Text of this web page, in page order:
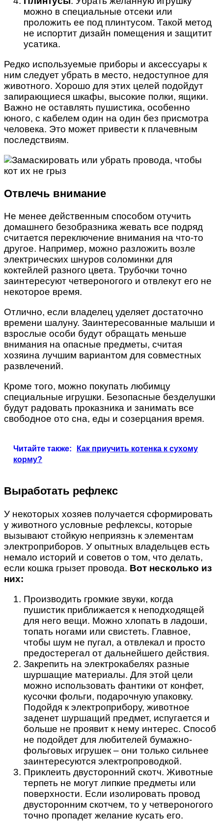
можно в специальные отсеки или
проложить ее под плинтусом. Такой метод
не испортит дизайн помещения и защитит
усатика.
Редко используемые приборы и аксессуары к
ним следует убрать в место, недоступное для
животного. Хорошо для этих целей подойдут
запирающиеся шкафы, высокие полки, ящики.
Важно не оставлять пушистика, особенно
юного, с кабелем один на один без присмотра
человека. Это может привести к плачевным
последствиям.
Отвлечь внимание
Не менее действенным способом отучить
домашнего безобразника жевать все подряд
считается переключение внимания на что-то
другое. Например, можно разложить возле
электрических шнуров соломинки для
коктейлей разного цвета. Трубочки точно
заинтересуют четвероногого и отвлекут его не
некоторое время.
Отлично, если владелец уделяет достаточно
времени шалуну. Заинтересованные малыши и
взрослые особи будут обращать меньше
внимания на опасные предметы, считая
хозяина лучшим вариантом для совместных
развлечений.
Кроме того, можно покупать любимцу
специальные игрушки. Безопасные безделушки
будут радовать проказника и занимать все
свободное ото сна, еды и созерцания время.
Читайте также:
Как приучить котенка к сухому
корму?
Выработать рефлекс
У некоторых хозяев получается сформировать
у животного условные рефлексы, которые
вызывают стойкую неприязнь к элементам
электроприборов. У опытных владельцев есть
немало историй и советов о том, что делать,
если кошка грызет провода. Вот несколько из
них:
Производить громкие звуки, когда
пушистик приближается к неподходящей
для него вещи. Можно хлопать в ладоши,
топать ногами или свистеть. Главное,
чтобы шум не пугал, а отвлекал и просто
предостерегал от дальнейшего действия.
Закрепить на электрокабелях разные
шуршащие материалы. Для этой цели
можно использовать фантики от конфет,
кусочки фольги, подарочную упаковку.
Подойдя к электроприбору, животное
заденет шуршащий предмет, испугается и
больше не проявит к нему интерес. Способ
не подойдет для любителей бумажно-
фольговых игрушек – они только сильнее
заинтересуются электропроводкой.
Приклеить двусторонний скотч. Животные
терпеть не могут липкие предметы или
поверхности. Если изолировать провод
двусторонним скотчем, то у четвероногого
точно пропадет желание кусать его.